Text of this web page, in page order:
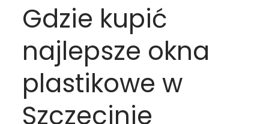
Gdzie kupić
najlepsze okna
plastikowe w
Szczecinie